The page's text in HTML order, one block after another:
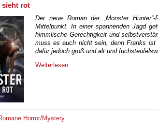
sieht rot
Der neue Roman der „Monster
Mittelpunkt. In einer spannenden Jagd
himmlische Gerechtigkeit und
muss es auch nicht sein, denn Franks ist
dafür jedoch groß und alt und
Weiterlesen
Horror/Mystery